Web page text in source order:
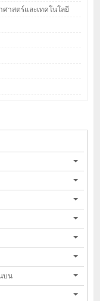
ศาสตร์และเทคโนโลยี
บน